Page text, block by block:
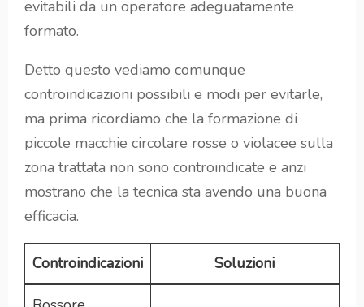
evitabili da un operatore adeguatamente
formato.
Detto questo vediamo comunque
controindicazioni possibili e modi per evitarle,
ma prima ricordiamo che la formazione di
piccole macchie circolare rosse o violacee sulla
zona trattata non sono controindicate e anzi
mostrano che la tecnica sta avendo una buona
efficacia.
Controindicazioni Soluzioni